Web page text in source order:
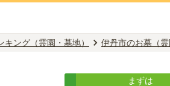
ング（霊園・墓地） 伊丹市のお墓（霊
まずは